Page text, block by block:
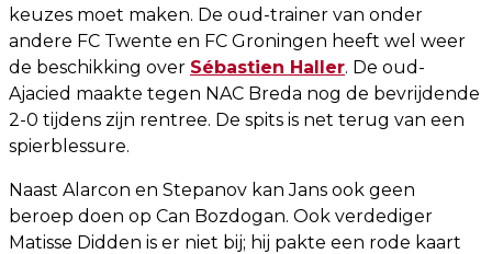
keuzes moet maken. De oud-trainer van onder
andere FC Twente en FC Groningen heeft wel weer
de beschikking over Sébastien Haller. De oud-
Ajacied maakte tegen NAC Breda nog de bevrijdende
2-0 tijdens zijn rentree. De spits is net terug van een
spierblessure.
Naast Alarcon en Stepanov kan Jans ook geen
beroep doen op Can Bozdogan. Ook verdediger
Matisse Didden is er niet bij; hij pakte een rode kaart